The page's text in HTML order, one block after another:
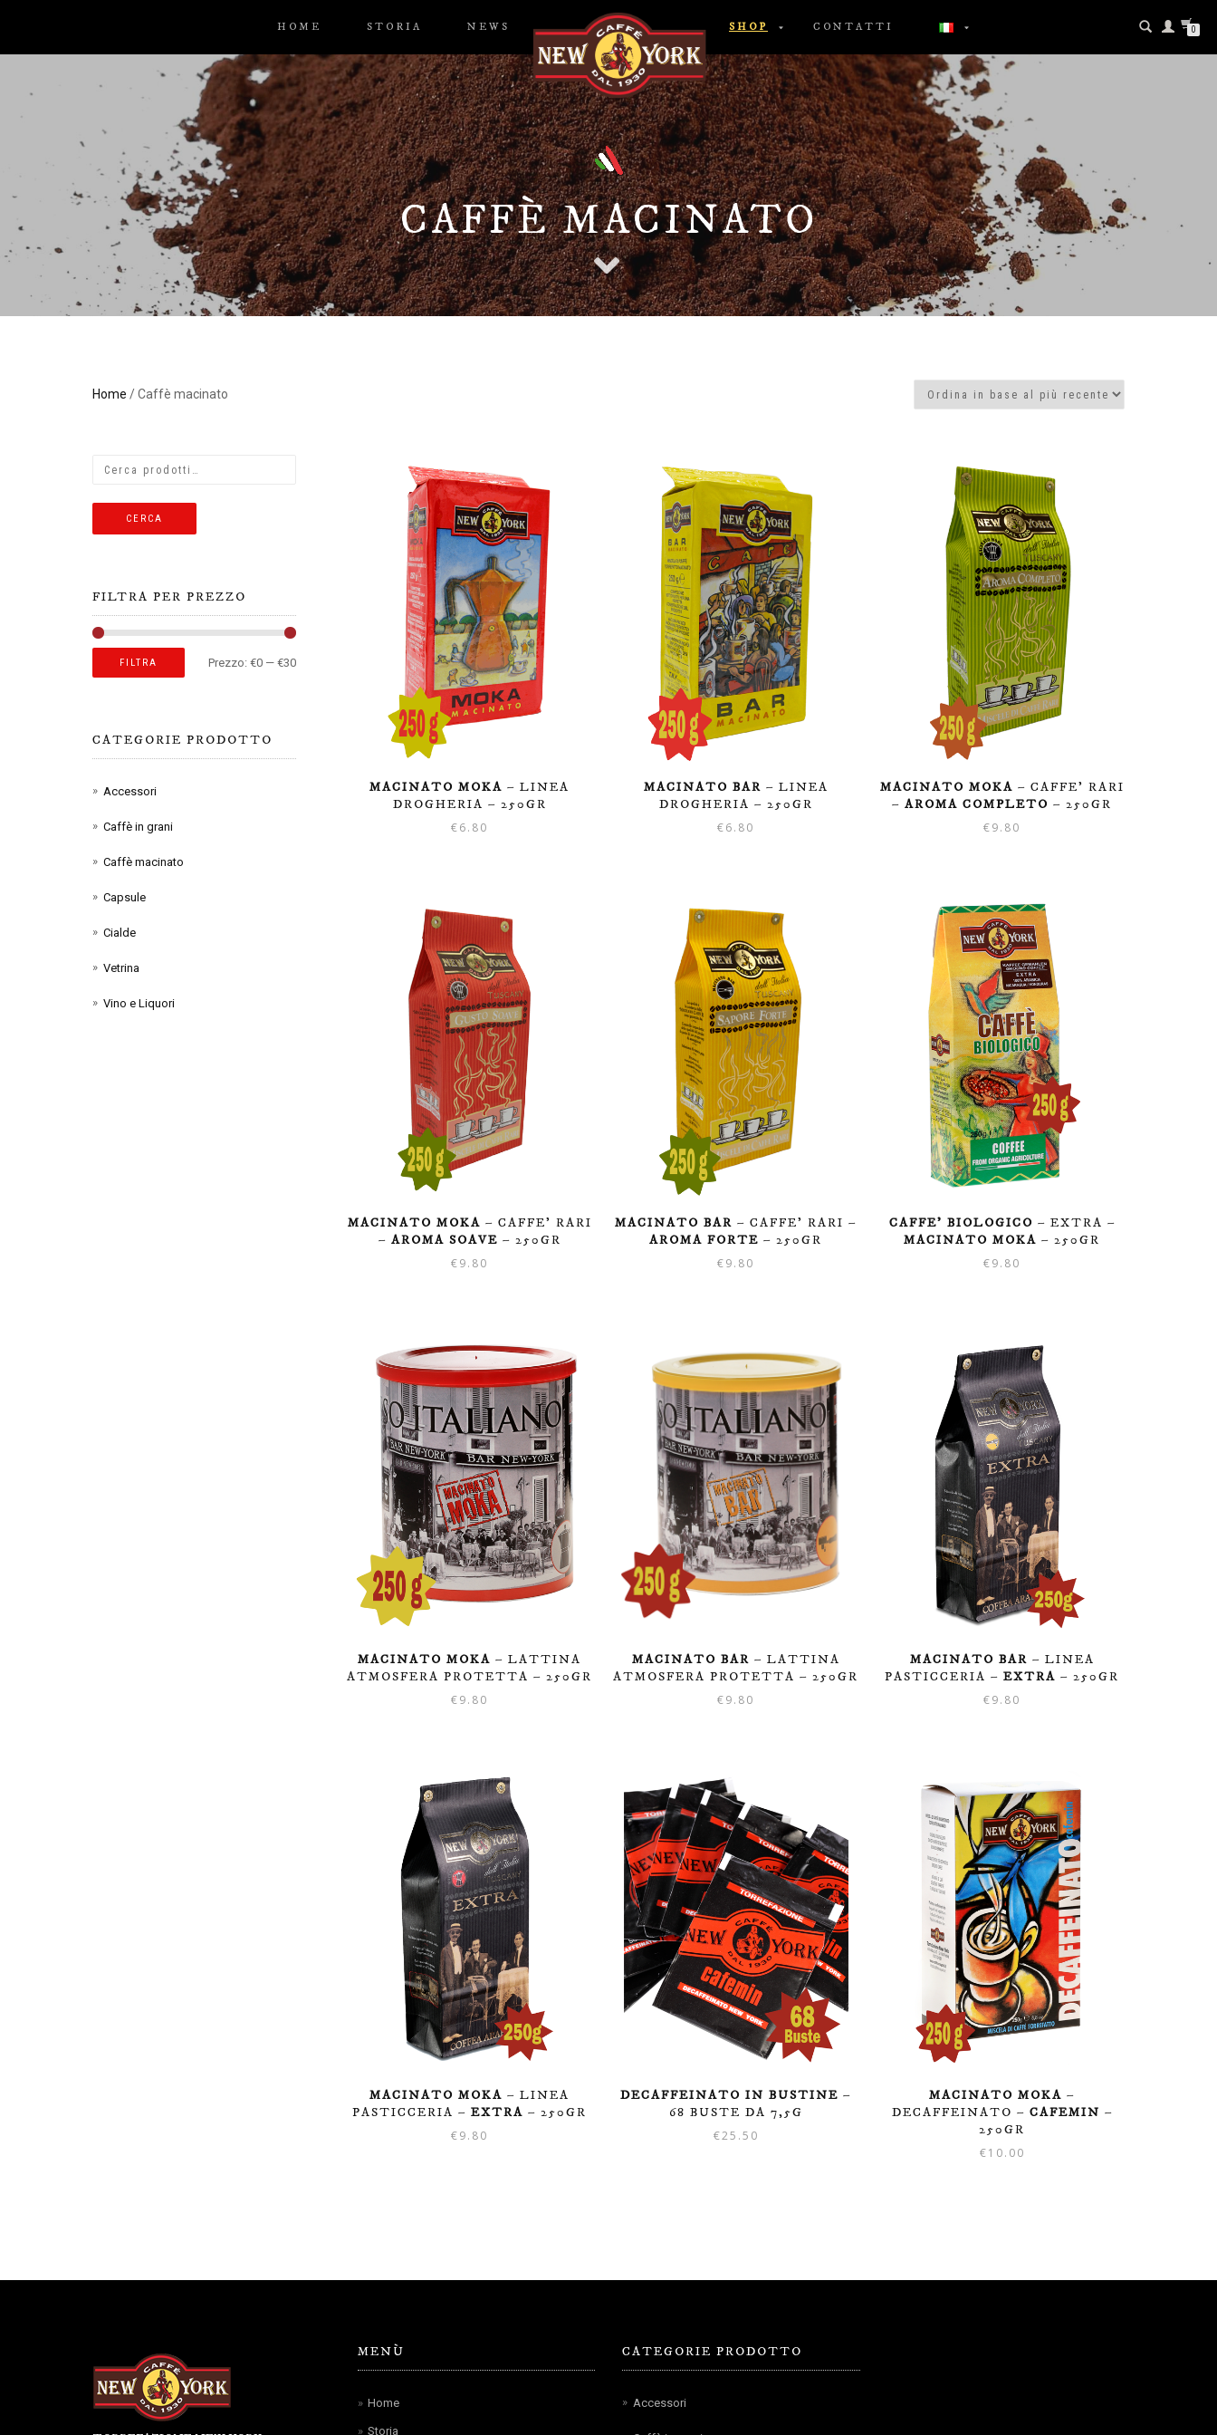
HOME STORIA NEWS SHOP CONTATTI 0
CAFFÈ MACINATO
Home / Caffè macinato
MACINATO MOKA– LINEA
DROGHERIA – 250GR
€6.80
MACINATO BAR – LINEA
DROGHERIA – 250GR
€6.80
MACINATO MOKA – CAFFE’ RARI
–AROMA COMPLETO – 250GR
€9.80
MACINATO MOKA – CAFFE’ RARI
– AROMA SOAVE – 250GR
€9.80
MACINATO BAR – CAFFE’ RARI –
AROMA FORTE – 250GR
€9.80
CAFFE’ BIOLOGICO – EXTRA –
MACINATO MOKA – 250GR
€9.80
MACINATO MOKA – LATTINA
ATMOSFERA PROTETTA – 250GR
€9.80
MACINATO BAR – LATTINA
ATMOSFERA PROTETTA – 250GR
€9.80
MACINATO BAR – LINEA
PASTICCERIA –EXTRA – 250GR
€9.80
MACINATO MOKA – LINEA
PASTICCERIA –EXTRA – 250GR
€9.80
DECAFFEINATO IN BUSTINE –
68 BUSTE DA 7,5G
€25.50
MACINATO MOKA –
DECAFFEINATO – CAFEMIN –
250GR
€10.00
CERCA
FILTRA PER PREZZO
FILTRA Prezzo: €0 — €30
CATEGORIE PRODOTTO
Accessori
Caffè in grani
Caffè macinato
Capsule
Cialde
Vetrina
Vino e Liquori
MENÙ
Home
Storia
CATEGORIE PRODOTTO
Accessori